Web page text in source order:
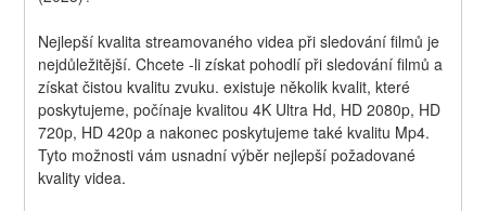
Nejlepší kvalita streamovaného videa při sledování filmů je
nejdůležitější. Chcete -li získat pohodlí při sledování filmů a
získat čistou kvalitu zvuku. existuje několik kvalit, které
poskytujeme, počínaje kvalitou 4K Ultra Hd, HD 2080p, HD
720p, HD 420p a nakonec poskytujeme také kvalitu Mp4.
Tyto možnosti vám usnadní výběr nejlepší požadované
kvality videa.